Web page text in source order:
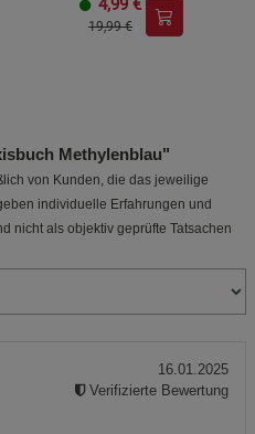
4,99 €
19,99 €
Methylenblau"
von Kunden, die das jeweilige
individuelle Erfahrungen und
nicht als objektiv geprüfte Tatsachen
16.01.2025
Verifizierte Bewertung